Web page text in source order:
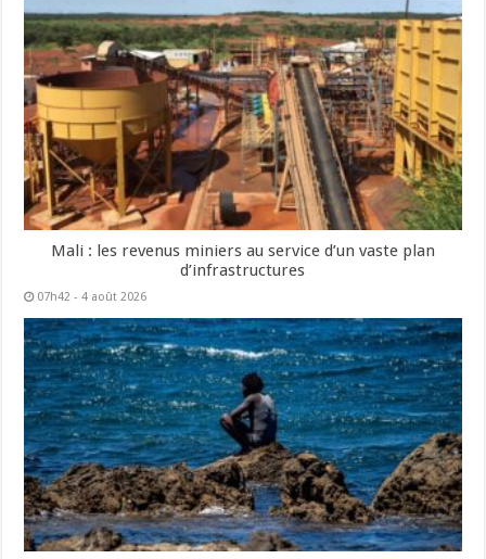
Mali : les revenus miniers au service d’un vaste plan
d’infrastructures
07h42 - 4 août 2026